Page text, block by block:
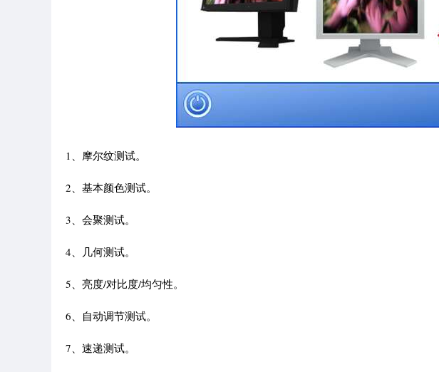
1、摩尔纹测试。
2、基本颜色测试。
3、会聚测试。
4、几何测试。
5、亮度/对比度/均匀性。
6、自动调节测试。
7、速递测试。